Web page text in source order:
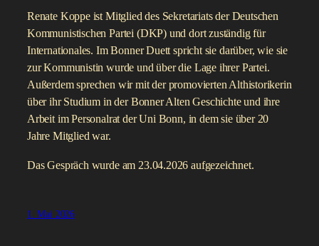
Renate Koppe ist Mitglied des Sekretariats der Deutschen
Kommunistischen Partei (DKP) und dort zuständig für
Internationales. Im Bonner Duett spricht sie darüber, wie sie
zur Kommunistin wurde und über die Lage ihrer Partei.
Außerdem sprechen wir mit der promovierten Althistorikerin
über ihr Studium in der Bonner Alten Geschichte und ihre
Arbeit im Personalrat der Uni Bonn, in dem sie über 20
Jahre Mitglied war.
Das Gespräch wurde am 23.04.2026 aufgezeichnet.
1. Mai 2026